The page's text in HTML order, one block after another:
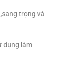
trọng và
dụng làm